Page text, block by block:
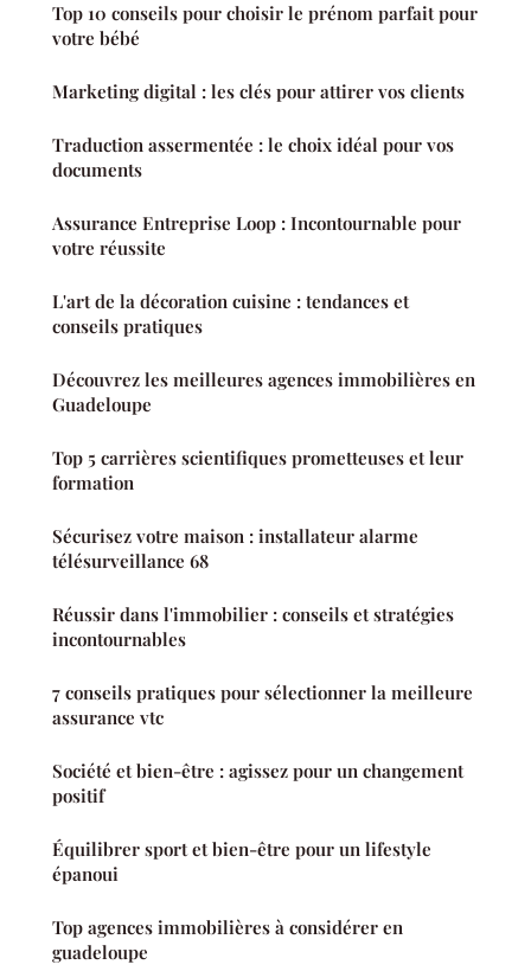
Top 10 conseils pour choisir le prénom parfait pour
votre bébé
Marketing digital : les clés pour attirer vos clients
Traduction assermentée : le choix idéal pour vos
documents
Assurance Entreprise Loop : Incontournable pour
votre réussite
L'art de la décoration cuisine : tendances et
conseils pratiques
Découvrez les meilleures agences immobilières en
Guadeloupe
Top 5 carrières scientifiques prometteuses et leur
formation
Sécurisez votre maison : installateur alarme
télésurveillance 68
Réussir dans l'immobilier : conseils et stratégies
incontournables
7 conseils pratiques pour sélectionner la meilleure
assurance vtc
Société et bien-être : agissez pour un changement
positif
Équilibrer sport et bien-être pour un lifestyle
épanoui
Top agences immobilières à considérer en
guadeloupe